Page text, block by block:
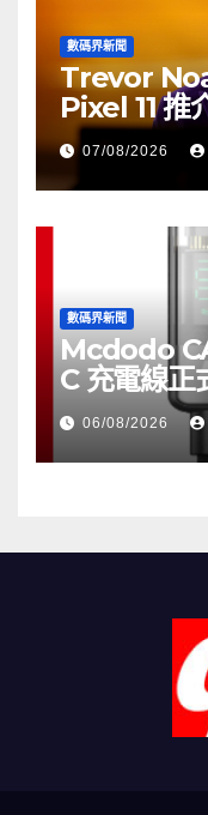
數碼界新聞
Trevor
Pixel 11 推
07/08/2026
數碼界新聞
Mcdodo
C 充電線正
06/08/2026